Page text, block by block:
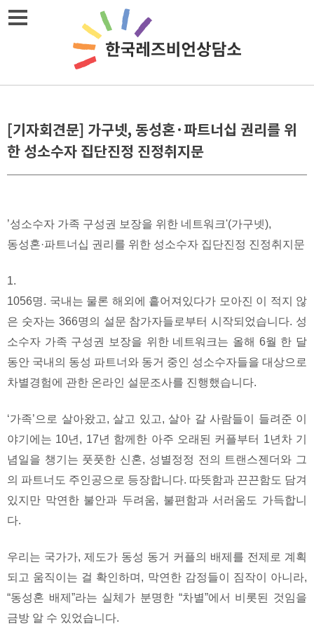
Skip
[기자회견문] 가구넷, 동성혼·파트너십 권리를 위
한 성소수자 집단진정 진정취지문
​’성소수자 가족 구성권 보장을 위한 네트워크'(가구넷),
동성혼·파트너십 권리를 위한 성소수자 집단진정 진정취지문
1.
1056명. 국내는 물론 해외에 흩어져있다가 모아진 이 적지 않
은 숫자는 366명의 설문 참가자들로부터 시작되었습니다. 성
소수자 가족 구성권 보장을 위한 네트워크는 올해 6월 한 달
동안 국내의 동성 파트너와 동거 중인 성소수자들을 대상으로
차별경험에 관한 온라인 설문조사를 진행했습니다.
‘가족’으로 살아왔고, 살고 있고, 살아 갈 사람들이 들려준 이
야기에는 10년, 17년 함께한 아주 오래된 커플부터 1년차 기
념일을 챙기는 풋풋한 신혼, 성별정정 전의 트랜스젠더와 그
의 파트너도 주인공으로 등장합니다. 따뜻함과 끈끈함도 담겨
있지만 막연한 불안과 두려움, 불편함과 서러움도 가득합니
다.
우리는 국가가, 제도가 동성 동거 커플의 배제를 전제로 계획
되고 움직이는 걸 확인하며, 막연한 감정들이 짐작이 아니라,
“동성혼 배제”라는 실체가 분명한 “차별”에서 비롯된 것임을
금방 알 수 있었습니다.